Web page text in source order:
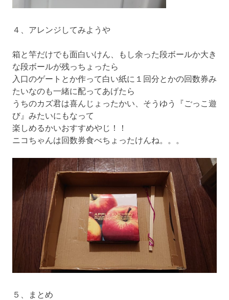
４、アレンジしてみようや
箱と竿だけでも面白いけん、もし余った段ボールか大き
な段ボールが残っちょったら
入口のゲートとか作って白い紙に１回分とかの回数券み
たいなのも一緒に配ってあげたら
うちのカズ君は喜んじょったかい、そうゆう『ごっこ遊
び』みたいにもなって
楽しめるかいおすすめやじ！！
ニコちゃんは回数券食べちょったけんね。。。
５、まとめ